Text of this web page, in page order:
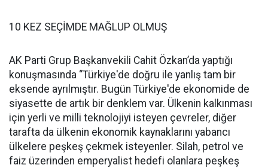
10 KEZ SEÇİMDE MAĞLUP OLMUŞ
AK Parti Grup Başkanvekili Cahit Özkan’da yaptığı
konuşmasında “Türkiye'de doğru ile yanlış tam bir
eksende ayrılmıştır. Bugün Türkiye'de ekonomide de
siyasette de artık bir denklem var. Ülkenin kalkınması
için yerli ve milli teknolojiyi isteyen çevreler, diğer
tarafta da ülkenin ekonomik kaynaklarını yabancı
ülkelere peşkeş çekmek isteyenler. Silah, petrol ve
faiz üzerinden emperyalist hedefi olanlara peşkeş